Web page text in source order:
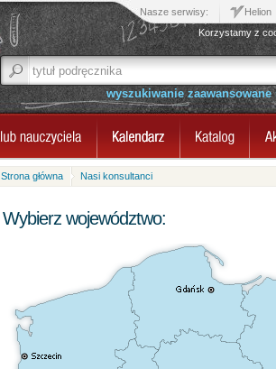
Nasze serwisy: Helion
Korzystamy z
wyszukiwanie zaawansowane
Strona główna Nasi konsultanci
Wybierz województwo: